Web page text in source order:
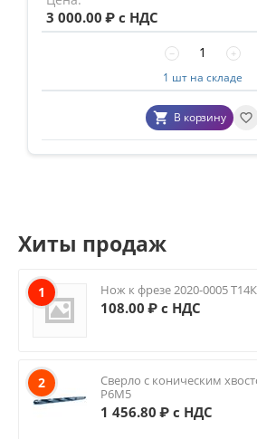
3 000.00 ₽ с НДС
+
−
1 шт на складе
В корзину
Хиты продаж
1 Нож к фрезе 2020-0005
108.00 ₽ с НДС
2
Сверло с коническим
Р6М5
1 456.80 ₽ с НДС